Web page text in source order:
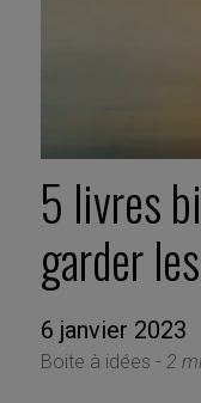
5 livres
garder
6 janvier 2023
Boite à idées - 2